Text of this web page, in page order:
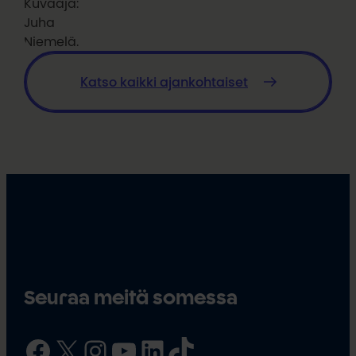
Kuvaaja:
Juha
Niemelä.
Katso kaikki ajankohtaiset
Seuraa meitä somessa
Facebook X InstagramYouTube LinkedIn TikTok